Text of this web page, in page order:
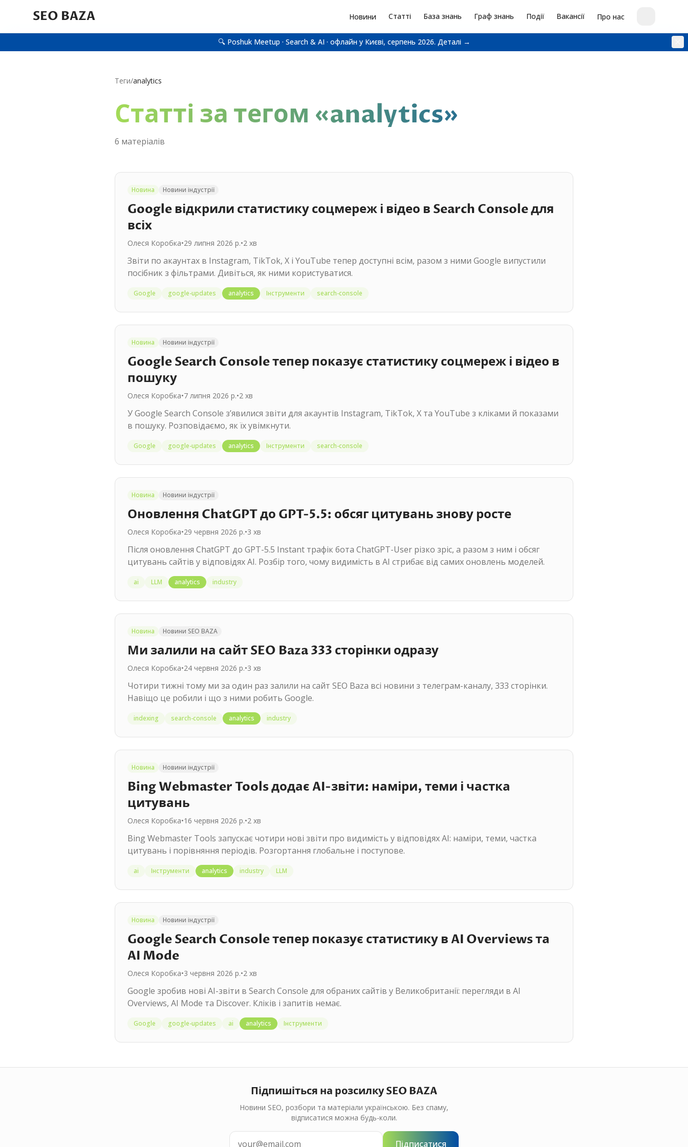
SEO BAZA Новини Статті База знань Граф знань Події Вакансії Про нас
🔍 Poshuk Meetup · Search & AI · офлайн у Києві, серпень 2026. Деталі →
Теги/analytics
Статті за тегом «analytics»
6 матеріалів
Новина Новини індустрії
Google відкрили статистику соцмереж і відео в Search Console для
всіх
Олеся Коробка•29 липня 2026 р.•2 хв
Звіти по акаунтах в Instagram, TikTok, X і YouTube тепер доступні всім, разом з ними Google випустили
посібник з фільтрами. Дивіться, як ними користуватися.
Google google-updates analytics Інструменти search-console
Новина Новини індустрії
Google Search Console тепер показує статистику соцмереж і відео в
пошуку
Олеся Коробка•7 липня 2026 р.•2 хв
У Google Search Console зʼявилися звіти для акаунтів Instagram, TikTok, X та YouTube з кліками й показами
в пошуку. Розповідаємо, як їх увімкнути.
Google google-updates analytics Інструменти search-console
Новина Новини індустрії
Оновлення ChatGPT до GPT-5.5: обсяг цитувань знову росте
Олеся Коробка•29 червня 2026 р.•3 хв
Після оновлення ChatGPT до GPT-5.5 Instant трафік бота ChatGPT-User різко зріс, а разом з ним і обсяг
цитувань сайтів у відповідях AI. Розбір того, чому видимість в AI стрибає від самих оновлень моделей.
ai LLM analytics industry
Новина Новини SEO BAZA
Ми залили на сайт SEO Baza 333 сторінки одразу
Олеся Коробка•24 червня 2026 р.•3 хв
Чотири тижні тому ми за один раз залили на сайт SEO Baza всі новини з телеграм-каналу, 333 сторінки.
Навіщо це робили і що з ними робить Google.
indexing search-console analytics industry
Новина Новини індустрії
Bing Webmaster Tools додає AI-звіти: наміри, теми і частка
цитувань
Олеся Коробка•16 червня 2026 р.•2 хв
Bing Webmaster Tools запускає чотири нові звіти про видимість у відповідях AI: наміри, теми, частка
цитувань і порівняння періодів. Розгортання глобальне і поступове.
ai Інструменти analytics industry LLM
Новина Новини індустрії
Google Search Console тепер показує статистику в AI Overviews та
AI Mode
Олеся Коробка•3 червня 2026 р.•2 хв
Google зробив нові AI-звіти в Search Console для обраних сайтів у Великобританії: перегляди в AI
Overviews, AI Mode та Discover. Кліків і запитів немає.
Google google-updates ai analytics Інструменти
Підпишіться на розсилку SEO BAZA
Новини SEO, розбори та матеріали українською. Без спаму,
відписатися можна будь-коли.
Підписатися